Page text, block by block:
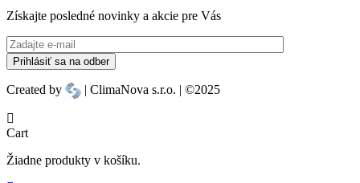
Získajte posledné novinky a akcie pre Vás
Created by | ClimaNova s.r.o. | ©2025
Cart
Žiadne produkty v košíku.